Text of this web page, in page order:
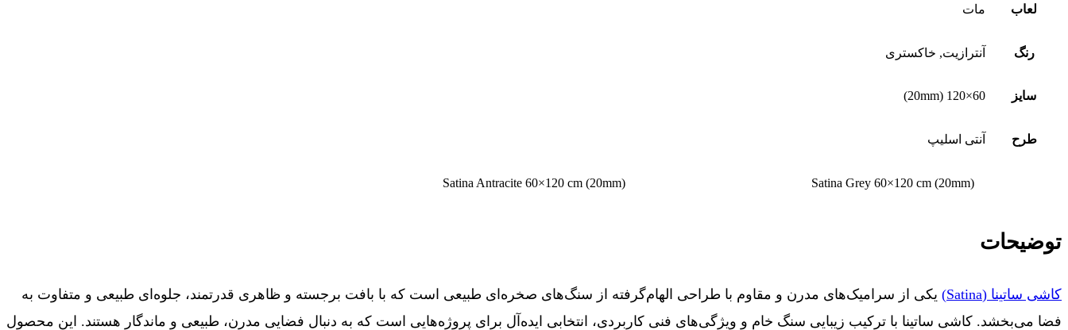
لعاب مات
رنگ آنترازیت, خاکستری
سایز 60×120 (20mm)
طرح آنتی اسلیپ
(Satina Grey 60×120 cm (20mm
(Satina Antracite 60×120 cm (20mm
توضیحات
کاشی ساتینا (Satina)
یکی از سرامیک‌های مدرن و مقاوم با طراحی الهام‌گرفته از سنگ‌های صخره‌ای طبیعی است که با بافت برجسته و ظاهری قدرتمند، جلوه‌ای طبیعی و متفاوت به
فضا می‌بخشد. کاشی ساتینا با ترکیب زیبایی سنگ خام و ویژگی‌های فنی کاربردی، انتخابی ایده‌آل برای پروژه‌هایی است که به دنبال فضایی مدرن، طبیعی و ماندگار هستند. این محصول